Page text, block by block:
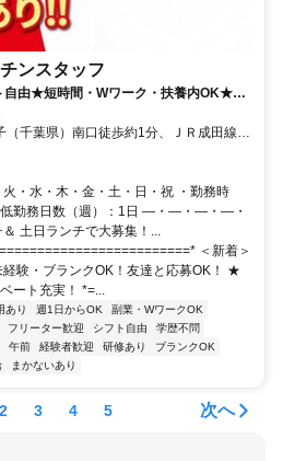
ンスタッフ
自由★短時間・Wワーク・扶養内OK★食
（千葉県）南口徒歩約1分、ＪＲ成田線
1分、ＪＲ常磐線 北柏北口徒歩約32分
・水・木・金・土・日・祝 ・勤務時
低勤務日数（週）：1日 ―・―・―・―・
土日ランチで大募集！...
＜新着＞
験・ブランクOK！友達と応募OK！ ★
ート充実！ *=...
あり 週1日からOK
副業・WワークOK
フリーター歓迎 シフト自由
学歴不問
午前 経験者歓迎 研修あり
ブランクOK
まかないあり
2 3 4 5 次へ